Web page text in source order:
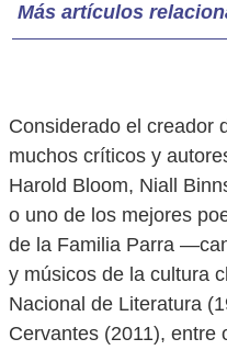
Más artículos
Considerado el creador
muchos críticos y
Harold Bloom, Niall
o uno de los mejores
de la Familia Parra
y músicos de la cultura
Nacional de Literatura
Cervantes (2011), entre